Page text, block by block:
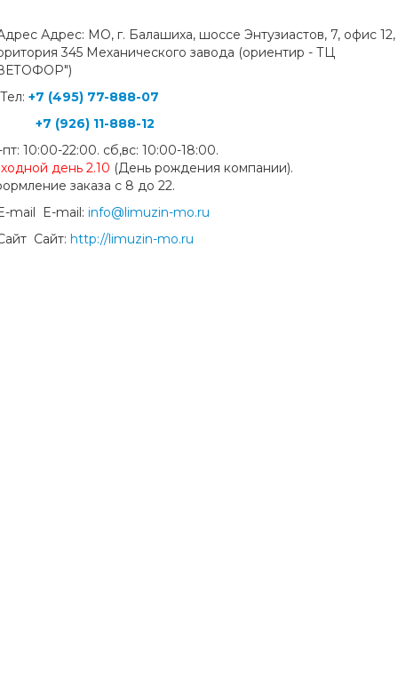
Адрес: МО, г. Балашиха, шоссе Энтузиастов, 7, офис 12,
345 Механического завода (ориентир - ТЦ
Тел: +7 (495) 77-888-07
+7 (926) 11-888-12
10:00-22:00. сб,вс: 10:00-18:00.
день 2.10 (День рождения компании).
заказа с 8 до 22.
E-mail: info@limuzin-mo.ru
Сайт: http://limuzin-mo.ru